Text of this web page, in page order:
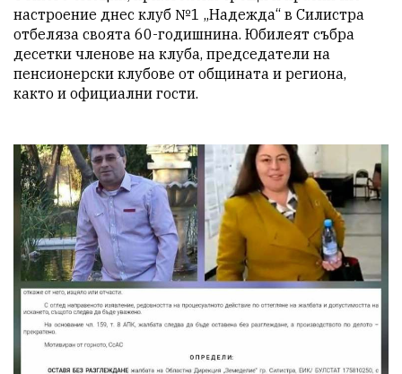
настроение днес клуб №1 „Надежда“ в Силистра
отбеляза своята 60-годишнина. Юбилеят събра
десетки членове на клуба, председатели на
пенсионерски клубове от общината и региона,
както и официални гости.